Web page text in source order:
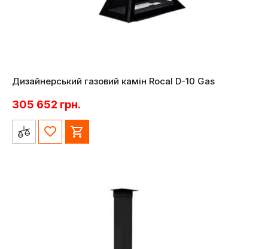
Дизайнерський газовий камін Rocal D-10 Gas
305 652 грн.